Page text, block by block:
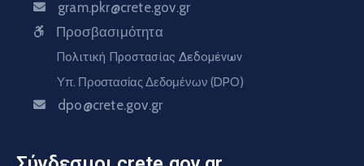
gram.pkr@crete.gov.gr
Προσβασιμότητα
Πολιτική Προστασίας Δεδομένων
Υπ. Προστασίας Δεδομένων (DPO)
dpo@crete.gov.gr